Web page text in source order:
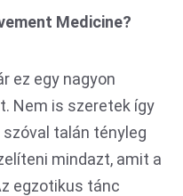
Medicine?
ez egy nagyon
Nem is szeretek így
talán tényleg
mindazt, amit a
egzotikus tánc